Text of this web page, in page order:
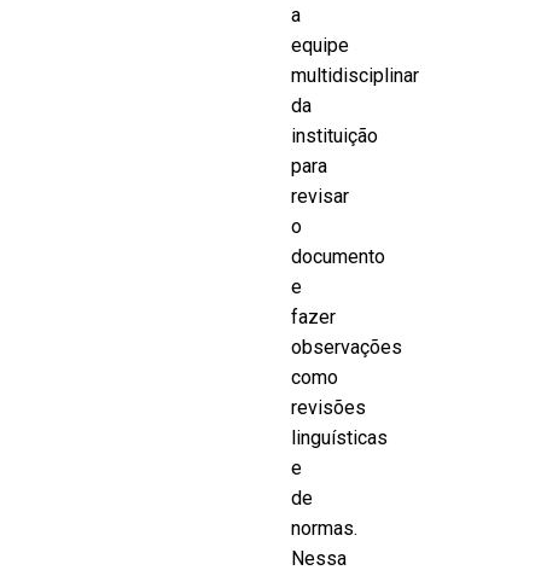
a
equipe
multidisciplinar
da
instituição
para
revisar
o
documento
e
fazer
observações
como
revisões
linguísticas
e
de
normas.
Nessa